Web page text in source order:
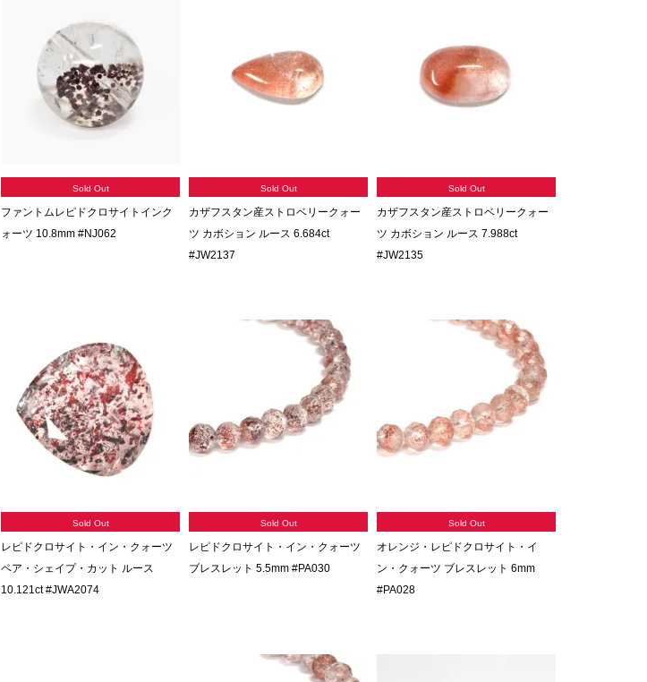
Sold Out
ファントムレピドクロサイトインク
ォーツ 10.8mm #NJ062
Sold Out
カザフスタン産ストロベリークォー
ツ カボション ルース 6.684ct
#JW2137
Sold Out
カザフスタン産ストロベリークォー
ツ カボション ルース 7.988ct
#JW2135
Sold Out
レピドクロサイト・イン・クォーツ
ペア・シェイプ・カット ルース
10.121ct #JWA2074
Sold Out
レピドクロサイト・イン・クォーツ
ブレスレット 5.5mm #PA030
Sold Out
オレンジ・レピドクロサイト・イ
ン・クォーツ ブレスレット 6mm
#PA028